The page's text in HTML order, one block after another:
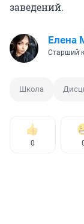
заведений.
Елена
Старший
Школа
0